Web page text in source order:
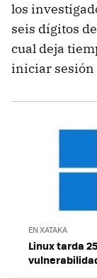
los
seis dígitos
cual deja
iniciar sesión
EN XATAKA
Linux tarda